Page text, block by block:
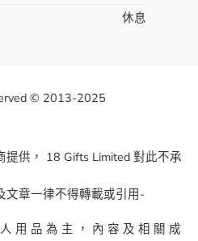
休息
© 2013-2025
供， 18 Gifts Limited 對此不承
文章一律不得轉載或引用-
用 品 為 主 ， 內 容 及 相 關 成